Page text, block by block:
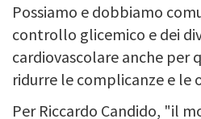
Possiamo e dobbiamo
controllo glicemico e dei
cardiovascolare anche per
ridurre le complicanze e le
Per Riccardo Candido, "il